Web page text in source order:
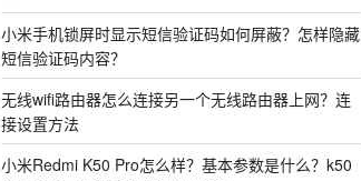
小米手机锁屏时显示短信验证码如何屏蔽？怎样隐藏
短信验证码内容？
无线wifi路由器怎么连接另一个无线路由器上网？连
接设置方法
小米Redmi K50 Pro怎么样？基本参数是什么？k50